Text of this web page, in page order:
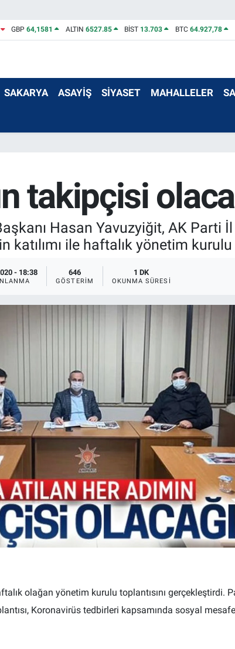
GBP64,1581 ALTIN 6527.85 BİST 13.703 BTC 64.927,78
SAKARYA ASAYİŞ SİYASET MAHALLELER
takipçisi
Hasan Yavuzyiğit, AK Parti
katılımı ile haftalık yönetim
- 18:38 646
GÖSTERIM
1 DK
OKUNMA SÜRESI
olağan yönetim kurulu toplantısını gerçekleştirdi.
Koronavirüs tedbirleri kapsamında sosyal